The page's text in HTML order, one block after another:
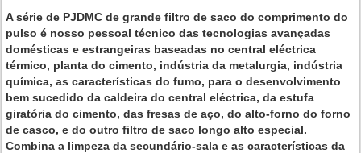
A série de PJDMC de grande filtro de saco do comprimento do
pulso é nosso pessoal técnico das tecnologias avançadas
domésticas e estrangeiras baseadas no central eléctrica
térmico, planta do cimento, indústria da metalurgia, indústria
química, as características do fumo, para o desenvolvimento
bem sucedido da caldeira do central eléctrica, da estufa
giratória do cimento, das fresas de aço, do alto-forno do forno
de casco, e do outro filtro de saco longo alto especial.
Combina a limpeza da secundário-sala e as características da